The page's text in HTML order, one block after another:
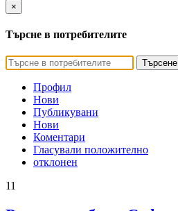
×
Търсне в потребителите
Търсене
Профил
Нови
Публикувани
Нови
Коментари
Гласували положително
отклонен
11